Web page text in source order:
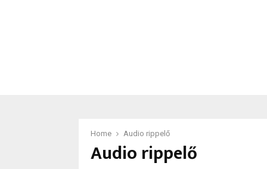
Home Audio rippelő
Audio rippelő